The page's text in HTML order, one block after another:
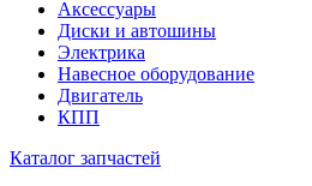
Аксессуары
Диски и автошины
Электрика
Навесное оборудование
Двигатель
КПП
Каталог запчастей